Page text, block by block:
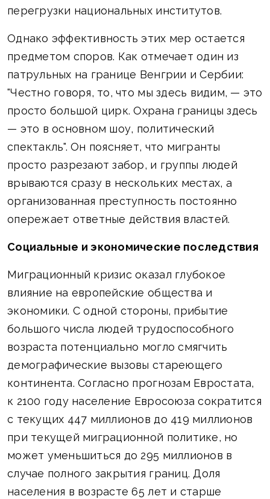
перегрузки национальных институтов.
Однако эффективность этих мер остается
предметом споров. Как отмечает один из
патрульных на границе Венгрии и Сербии:
"Честно говоря, то, что мы здесь видим, — это
просто большой цирк. Охрана границы здесь
— это в основном шоу, политический
спектакль". Он поясняет, что мигранты
просто разрезают забор, и группы людей
врываются сразу в нескольких местах, а
организованная преступность постоянно
опережает ответные действия властей.
Социальные и экономические последствия
Миграционный кризис оказал глубокое
влияние на европейские общества и
экономики. С одной стороны, прибытие
большого числа людей трудоспособного
возраста потенциально могло смягчить
демографические вызовы стареющего
континента. Согласно прогнозам Евростата,
к 2100 году население Евросоюза сократится
с текущих 447 миллионов до 419 миллионов
при текущей миграционной политике, но
может уменьшиться до 295 миллионов в
случае полного закрытия границ. Доля
населения в возрасте 65 лет и старше